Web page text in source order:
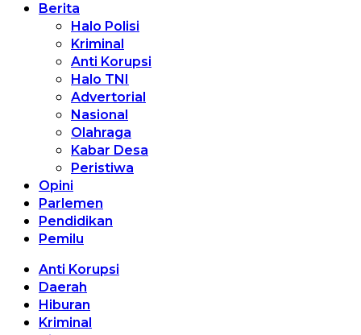
Berita
Halo Polisi
Kriminal
Anti Korupsi
Halo TNI
Advertorial
Nasional
Olahraga
Kabar Desa
Peristiwa
Opini
Parlemen
Pendidikan
Pemilu
Anti Korupsi
Daerah
Hiburan
Kriminal